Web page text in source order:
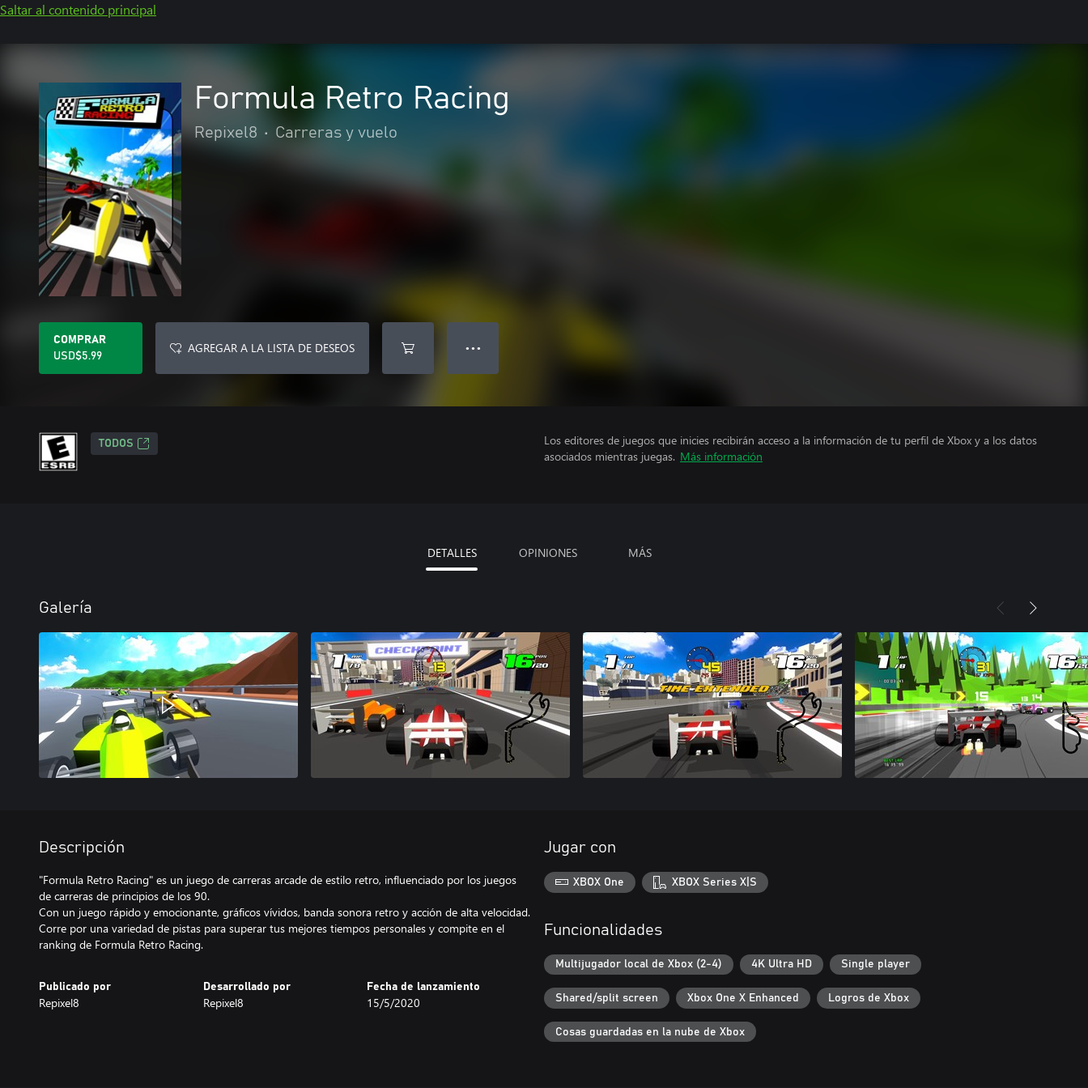
Saltar al contenido principal
Formula Retro Racing
Repixel8 • Carreras y vuelo
COMPRAR
USD$5.99
AGREGAR A LA LISTA DE DESEOS ● ● ●
TODOS
Los editores de juegos que inicies recibirán acceso a la información de tu perfil de Xbox y a los datos
asociados mientras juegas. Más información
DETALLES OPINIONES MÁS
Galería
Descripción
"Formula Retro Racing" es un juego de carreras arcade de estilo retro, influenciado por los juegos
de carreras de principios de los 90.
Con un juego rápido y emocionante, gráficos vívidos, banda sonora retro y acción de alta velocidad.
Corre por una variedad de pistas para superar tus mejores tiempos personales y compite en el
ranking de Formula Retro Racing.
Publicado por
Repixel8
Desarrollado por
Repixel8
Fecha de lanzamiento
15/5/2020
Jugar con
XBOX One XBOX Series X|S
Funcionalidades
Multijugador local de Xbox (2-4) 4K Ultra HD Single player
Shared/split screen Xbox One X Enhanced Logros de Xbox
Cosas guardadas en la nube de Xbox